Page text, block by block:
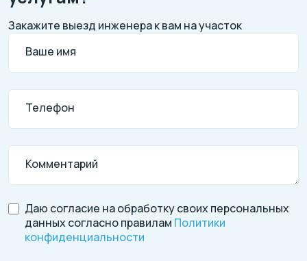
Закажите выезд инженера к вам на участок
Ваше имя
Телефон
Комментарий
Даю согласие на обработку своих персональных
данных согласно правилам Политики
конфиденциальности